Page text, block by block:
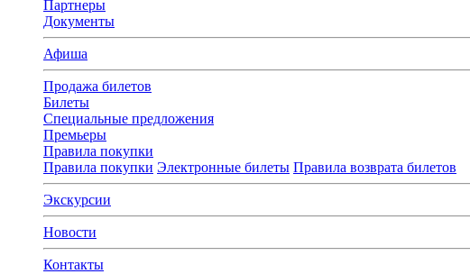
Партнеры
Документы
Афиша
Продажа билетов
Билеты
Специальные предложения
Премьеры
Правила покупки
Правила покупки Электронные билеты Правила возврата билетов
Экскурсии
Новости
Контакты